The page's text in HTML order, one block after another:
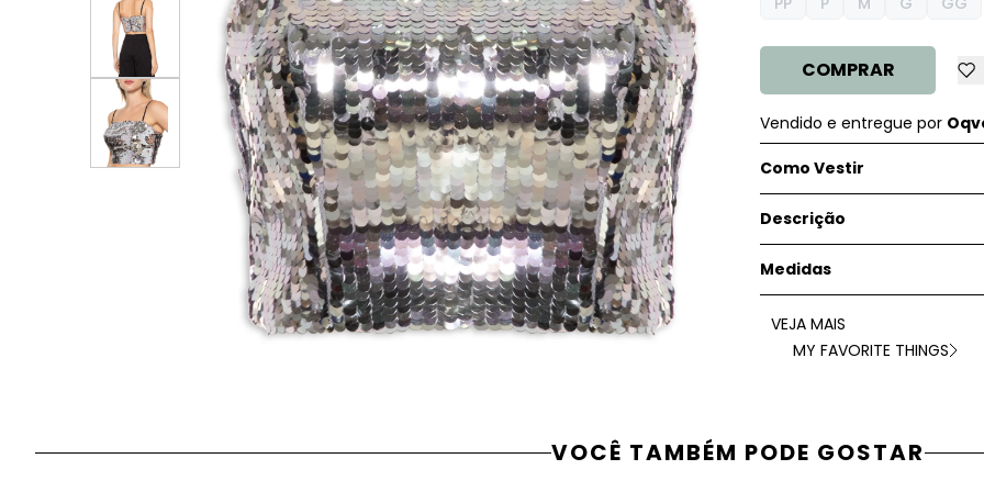
COMPRAR
Vendido e entregue por
Como Vestir
Descrição
Medidas
VEJA MAIS
MY FAVORITE THINGS
VOCÊ TAMBÉM PODE GOSTAR